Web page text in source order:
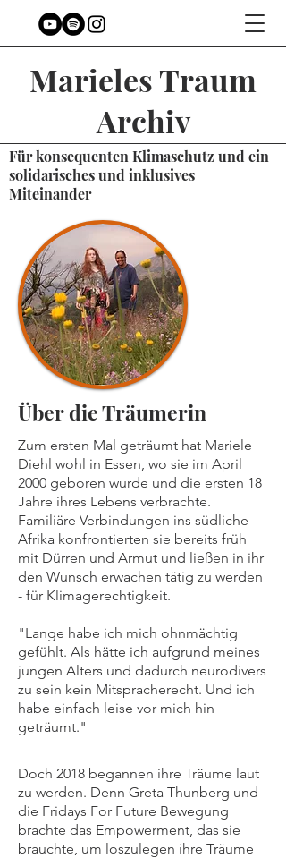
Marieles Traum
Archiv
Für konsequenten Klimaschutz und ein
solidarisches und inklusives
Miteinander
Über die Träumerin
Zum ersten Mal geträumt hat Mariele
Diehl wohl in Essen, wo sie im April
2000 geboren wurde und die ersten 18
Jahre ihres Lebens verbrachte.
Familiäre Verbindungen ins südliche
Afrika konfrontierten sie bereits früh
mit Dürren und Armut und ließen in ihr
den Wunsch erwachen tätig zu werden
- für Klimagerechtigkeit.
"Lange habe ich mich ohnmächtig
gefühlt. Als hätte ich aufgrund meines
jungen Alters und dadurch neurodivers
zu sein kein Mitspracherecht. Und ich
habe einfach leise vor mich hin
geträumt."
Doch 2018 begannen ihre Träume laut
zu werden. Denn Greta Thunberg und
die Fridays For Future Bewegung
brachte das Empowerment, das sie
brauchte, um loszulegen ihre Träume